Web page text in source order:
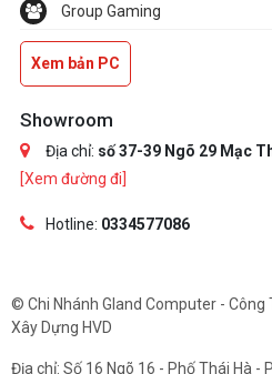
Group Gaming
Xem bản PC
Showroom
Địa chỉ: số 37-39 Ngõ 29 Mạc
[Xem đường đi]
Hotline: 0334577086
© Chi Nhánh Gland Computer - Công
Xây Dựng HVD
Địa chỉ: Số 16 Ngõ 16 - Phố Thái Hà -